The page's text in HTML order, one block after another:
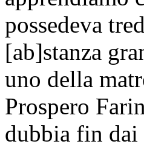
possedeva
[ab]stanza
uno della
Prospero
dubbia fin